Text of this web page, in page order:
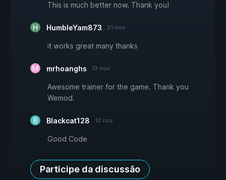
This is much better now. Thank you!
HumbleYam873 21 nov
it works great many thanks
mrhoanghs 13 nov
Awesome trainer for the game. Thank you
Wemod.
Blackcat128 12 nov
Good Code
Participe da discussão